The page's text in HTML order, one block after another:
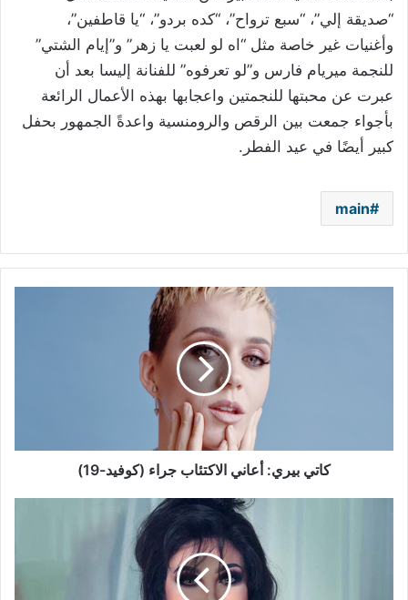
“صديقة إلي”، “سبع ترواح”، “كده بردو”، “يا قاطفين”،
وأغنيات غير خاصة مثل “اه لو لعبت يا زهر” و”إيام الشتي”
للنجمة ميريام فارس و”لو تعرفوه” للفنانة إليسا بعد أن
عبرت عن محبتها للنجمتين واعجابها بهذه الأعمال الرائعة
بأجواء جمعت بين الرقص والرومنسية واعدةً الجمهور بحفل
كبير أيضًا في عيد الفطر.
main
كاتي بيري: أعاني الاكتئاب جراء (كوفيد-19)